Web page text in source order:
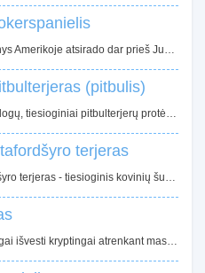
Įvairūs spanielių šunys Amerikoje atsirado dar prieš Jungtinių Valstijų sukūrimą. Amerikiečių kokerspanielis tiesiogiai kilo iš anglų kokerspanielių. Tačiau, Jungtinėje Karalystėje ir JAV veisimas buvo vykdomas skirtingomis kryptimis, todėl atsirado reikšmingų skirtumų tarp amerikiečių ir anglų kokerspanielių.
(pitbulis)
Pasak kai kurių kinologų, tiesioginiai pitbulterjerų protėviai yra senieji bul - and - terjerai, kurie XIX a. pradžioje buvo plačiai paplitę Didžiojoje Britanijoje ir JAV. 1835 metais kai Anglijoje buvo uždraustas viešas bulių pjudymas šunimis, kur buvo naudojami buldogai, kruvinų spektaklių gerbėjai, persiorientavo į šunų kovas ir žiurkių pjudymą šunimis.
terjeras
Amerikiečių Stafordšyro terjeras - tiesioginis kovinių šunų palikuonis, artimas amerikiečių pitbulterjero giminaitis. Didžiausias JAV kinologų klubas "American Kennel Club" (AKC), pradžioje nenorėjo oficialiai pripažinti pitbulterjerų veislės, turinčios sąsajų su kruvinomis šunų kovomis.
Manoma, kad buldogai išvesti kryptingai atrenkant mastifus, siekiant sumažinti jų dydį, padidinti judrumą, sustiprinti ir prailginti sukandimą. Trumpesnis viršutinis žandikaulis leidžia šunims laisviau kvėpuoti sugriebus auką. Pradžioje buldogai buvo naudojami medžioklėje kaip varovai, vėliau - kaip piemenų šunys.